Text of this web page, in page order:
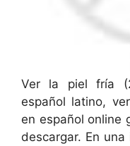
Ver la piel fría
español latino,
en español online
descargar. En